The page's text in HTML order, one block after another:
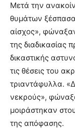
Μετά την
θυμάτων
αίσχος»,
της διαδικασίας
δικαστικής
τις θέσεις του
τριαντάφυλλα.
νεκρούς»,
μοιράστηκαν
της απόφασης.